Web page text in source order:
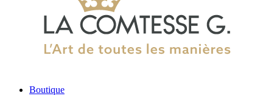
Boutique